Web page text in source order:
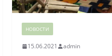
НОВОСТИ
15.06.2021 admin